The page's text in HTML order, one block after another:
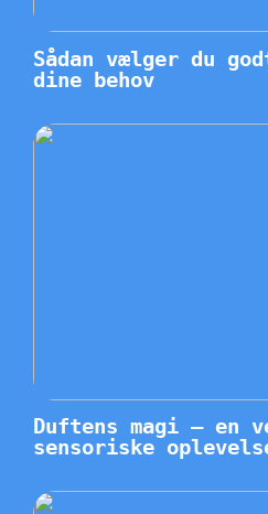
Sådan vælger du
dine behov
Duftens magi – en
sensoriske